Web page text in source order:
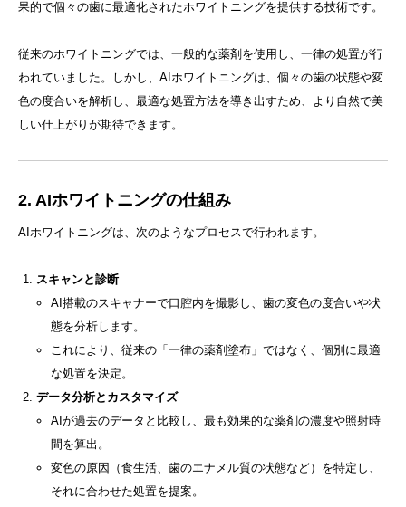
果的で個々の歯に最適化されたホワイトニングを提供する技術です。
従来のホワイトニングでは、一般的な薬剤を使用し、一律の処置が行
われていました。しかし、AIホワイトニングは、個々の歯の状態や変
色の度合いを解析し、最適な処置方法を導き出すため、より自然で美
しい仕上がりが期待できます。
2. AIホワイトニングの仕組み
AIホワイトニングは、次のようなプロセスで行われます。
スキャンと診断
AI搭載のスキャナーで口腔内を撮影し、歯の変色の度合いや状
態を分析します。
これにより、従来の「一律の薬剤塗布」ではなく、個別に最適
な処置を決定。
データ分析とカスタマイズ
AIが過去のデータと比較し、最も効果的な薬剤の濃度や照射時
間を算出。
変色の原因（食生活、歯のエナメル質の状態など）を特定し、
それに合わせた処置を提案。